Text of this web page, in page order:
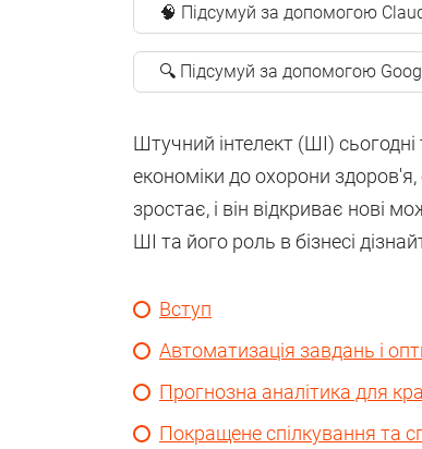
🧠 Підсумуй за допомогою
🔍 Підсумуй за допомогою
Штучний інтелект (ШІ)
економіки до охорони
зростає, і він відкриває нові
ШІ та його роль в бізнесі
Вступ
Автоматизація завдань і
Прогнозна аналітика для
Покращене спілкування та